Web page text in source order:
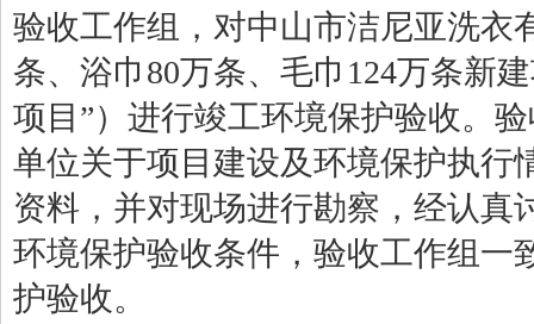
验收工作组，对中山市洁尼亚洗衣
条、浴巾 80万条、毛巾 124万条新
项目”）进行竣工环境保护验收。
单位关于项目建设及环境保护执行
资料，并对现场进行勘察，经认真
环境保护验收条件，验收工作组一
护验收。